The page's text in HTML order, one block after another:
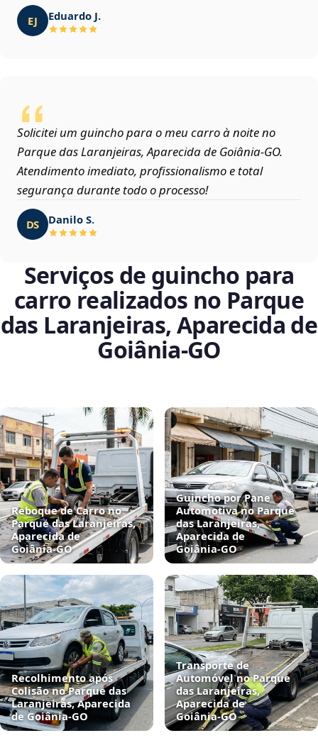
EJ Eduardo J.
Solicitei um guincho para o meu carro à noite no
Parque das Laranjeiras, Aparecida de Goiânia‑GO.
Atendimento imediato, profissionalismo e total
segurança durante todo o processo!
DS Danilo S.
Serviços de guincho para
carro realizados no Parque
das Laranjeiras, Aparecida de
Goiânia‑GO
Reboque de Carro no
Parque das Laranjeiras,
Aparecida de
Goiânia‑GO
Guincho por Pane
Automotiva no Parque
das Laranjeiras,
Aparecida de
Goiânia‑GO
Recolhimento após
Colisão no Parque das
Laranjeiras, Aparecida
de Goiânia‑GO
Transporte de
Automóvel no Parque
das Laranjeiras,
Aparecida de
Goiânia‑GO